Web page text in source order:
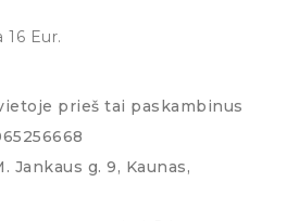
16 Eur.
prieš tai paskambinus
Jankaus g. 9, Kaunas,